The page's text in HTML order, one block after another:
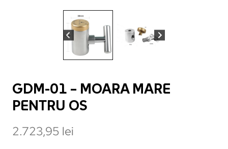
GDM-01 – MOARA MARE
PENTRU OS
2.723,95 lei